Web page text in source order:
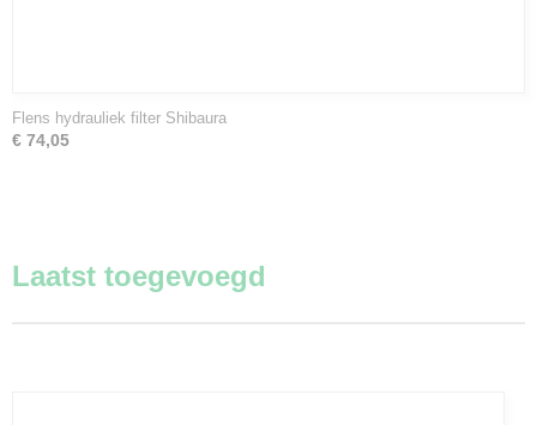
Flens hydrauliek filter Shibaura
€ 74,05
Laatst toegevoegd